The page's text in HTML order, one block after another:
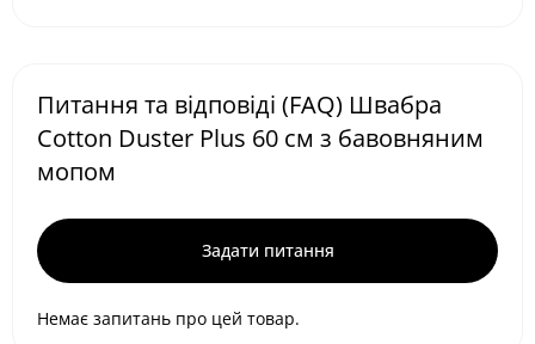
Питання та відповіді (FAQ) Швабра
Cotton Duster Plus 60 см з бавовняним
мопом
Задати питання
Немає запитань про цей товар.